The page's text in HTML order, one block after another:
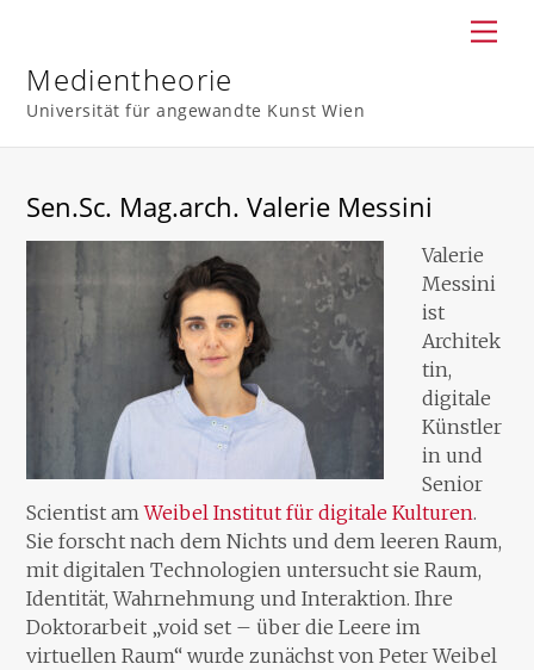
content
Medientheorie
Universität für angewandte Kunst Wien
Sen.Sc. Mag.arch. Valerie Messini
Valerie
Messini
ist
Architek
tin,
digitale
Künstler
in und
Senior
Scientist amWeibel Institut für digitale Kulturen.
Sie forscht nach dem Nichts und dem leeren Raum,
mit digitalen Technologien untersucht sie Raum,
Identität, Wahrnehmung und Interaktion. Ihre
Doktorarbeit „void set – über die Leere im
virtuellen Raum“ wurde zunächst von Peter Weibel